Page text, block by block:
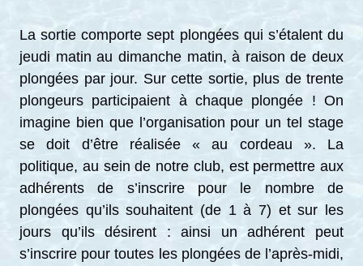
La sortie comporte sept plongées qui s’étalent du
jeudi matin au dimanche matin, à raison de deux
plongées par jour. Sur cette sortie, plus de trente
plongeurs participaient à chaque plongée ! On
imagine bien que l’organisation pour un tel stage
se doit d’être réalisée « au cordeau ». La
politique, au sein de notre club, est permettre aux
adhérents de s’inscrire pour le nombre de
plongées qu’ils souhaitent (de 1 à 7) et sur les
jours qu’ils désirent : ainsi un adhérent peut
s’inscrire pour toutes les plongées de l’après-midi,